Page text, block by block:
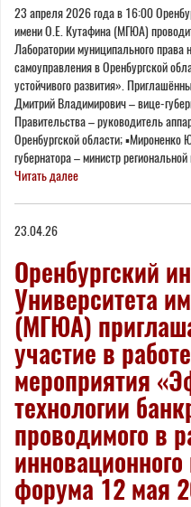
23 апреля 2026 года в 16:00
имени О.Е. Кутафина (МГЮА)
Лаборатории муниципального права
самоуправления в Оренбургской
устойчивого развития».
Дмитрий Владимирович – вице-
Правительства – руководитель
Оренбургской области;
губернатора – министр региональной
Читать далее
23.04.26
Оренбургский
Университета
(МГЮА)
участие в
мероприятия
технологии
проводимого в
форума 12 мая